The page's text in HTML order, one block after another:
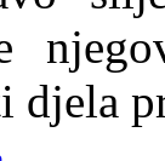
djela